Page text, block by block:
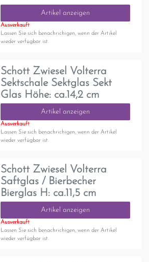
Artikel anzeigen
Ausverkauft
Lassen Sie sich benachrichigen, wenn der Artikel
wieder verfügbar ist.
Schott Zwiesel Volterra
Sektschale Sektglas Sekt
Glas Höhe: ca.14,2 cm
Artikel anzeigen
Ausverkauft
Lassen Sie sich benachrichigen, wenn der Artikel
wieder verfügbar ist.
Schott Zwiesel Volterra
Saftglas / Bierbecher
Bierglas H: ca.11,5 cm
Artikel anzeigen
Ausverkauft
Lassen Sie sich benachrichigen, wenn der Artikel
wieder verfügbar ist.